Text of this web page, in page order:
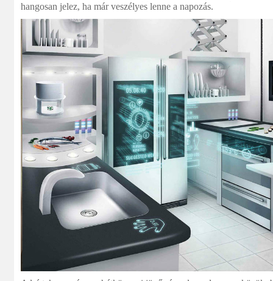
hangosan jelez, ha már veszélyes lenne a napozás.